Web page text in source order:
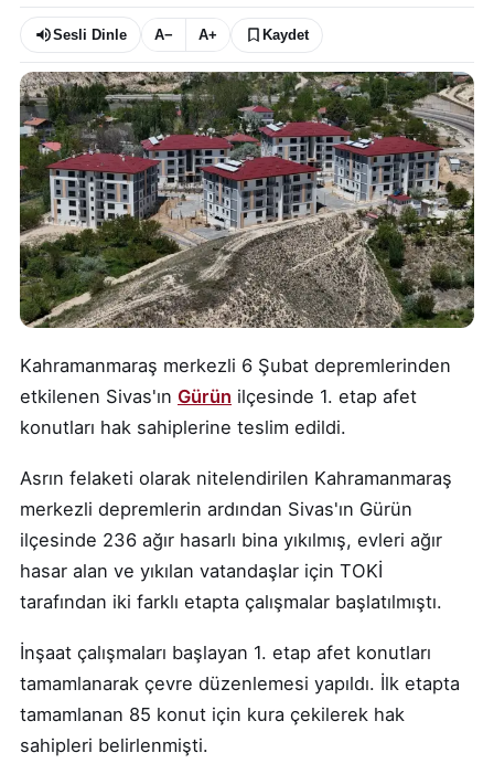
Sesli Dinle A− A+ Kaydet
Kahramanmaraş merkezli 6 Şubat depremlerinden
etkilenen Sivas'ın Gürün ilçesinde 1. etap afet
konutları hak sahiplerine teslim edildi.
Asrın felaketi olarak nitelendirilen Kahramanmaraş
merkezli depremlerin ardından Sivas'ın Gürün
ilçesinde 236 ağır hasarlı bina yıkılmış, evleri ağır
hasar alan ve yıkılan vatandaşlar için TOKİ
tarafından iki farklı etapta çalışmalar başlatılmıştı.
İnşaat çalışmaları başlayan 1. etap afet konutları
tamamlanarak çevre düzenlemesi yapıldı. İlk etapta
tamamlanan 85 konut için kura çekilerek hak
sahipleri belirlenmişti.